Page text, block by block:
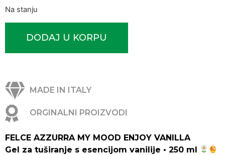
Na stanju
DODAJ U KORPU
MADE IN ITALY
ORGINALNI PROIZVODI
FELCE AZZURRA MY MOOD ENJOY VANILLA
Gel za tuširanje s esencijom vanilije • 250 ml